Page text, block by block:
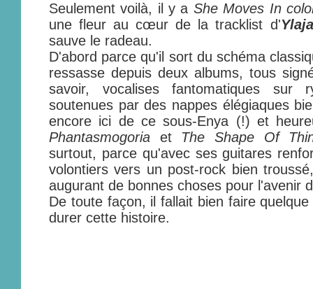
Seulement voilà, il y a She Moves In
une fleur au cœur de la tracklist d'
sauve le radeau.
D'abord parce qu'il sort du schéma
ressasse depuis deux albums, tous
savoir, vocalises fantomatiques sur
soutenues par des nappes élégiaques
encore ici de ce sous-Enya (!) et
Phantasmogoria et The Shape Of
surtout, parce qu'avec ses guitares
volontiers vers un post-rock bien
augurant de bonnes choses pour l'avenir
De toute façon, il fallait bien faire
durer cette histoire.